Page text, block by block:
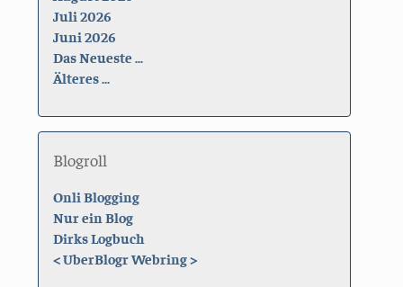
Juli 2026
Juni 2026
Das Neueste ...
Älteres ...
Blogroll
Onli Blogging
Nur ein Blog
Dirks Logbuch
<UberBlogr Webring>